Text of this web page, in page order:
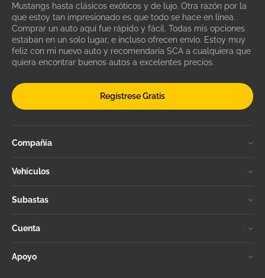
Mustangs hasta clásicos exóticos y de lujo. Otra razón por la
que estoy tan impresionado es que todo se hace en línea.
Comprar un auto aquí fue rápido y fácil. Todas mis opciones
estaban en un solo lugar, e incluso ofrecen envío. Estoy muy
feliz con mi nuevo auto y recomendaría SCA a cualquiera que
quiera encontrar buenos autos a excelentes precios.
Regístrese Gratis
Compañía
Vehículos
Subastas
Cuenta
Apoyo